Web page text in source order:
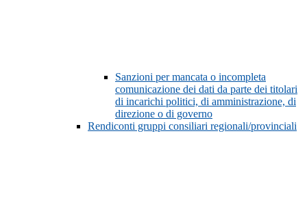
Sanzioni per mancata o incompleta
comunicazione dei dati da parte dei titolari
di incarichi politici, di amministrazione, di
direzione o di governo
Rendiconti gruppi consiliari regionali/provinciali